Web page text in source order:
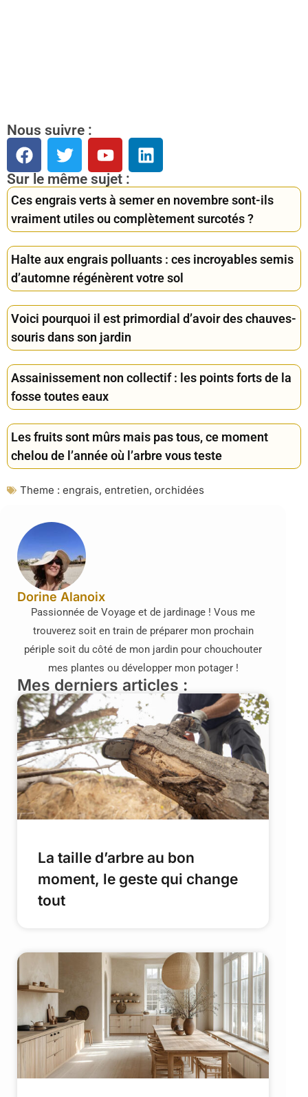
Nous suivre :
Sur le même sujet :
Ces engrais verts à semer en novembre sont-ils
vraiment utiles ou complètement surcotés ?
Halte aux engrais polluants : ces incroyables semis
d’automne régénèrent votre sol
Voici pourquoi il est primordial d’avoir des chauves-
souris dans son jardin
Assainissement non collectif : les points forts de la
fosse toutes eaux
Les fruits sont mûrs mais pas tous, ce moment
chelou de l’année où l’arbre vous teste
Theme : engrais, entretien, orchidées
Dorine Alanoix
Passionnée de Voyage et de jardinage ! Vous me
trouverez soit en train de préparer mon prochain
périple soit du côté de mon jardin pour chouchouter
mes plantes ou développer mon potager !
Mes derniers articles :
La taille d’arbre au bon
moment, le geste qui change
tout